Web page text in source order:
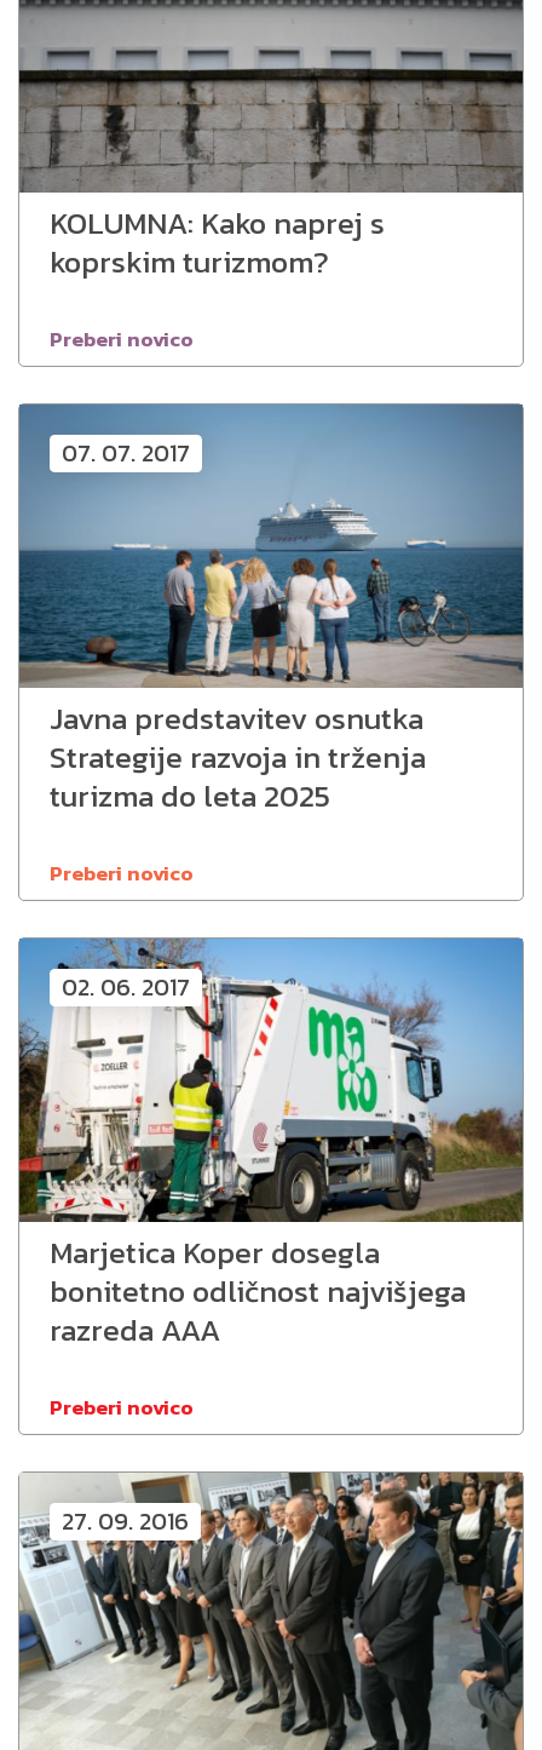
KOLUMNA: Kako naprej s
koprskim turizmom?
Preberi novico
07. 07. 2017
Javna predstavitev osnutka
Strategije razvoja in trženja
turizma do leta 2025
Preberi novico
02. 06. 2017
Marjetica Koper dosegla
bonitetno odličnost najvišjega
razreda AAA
Preberi novico
27. 09. 2016